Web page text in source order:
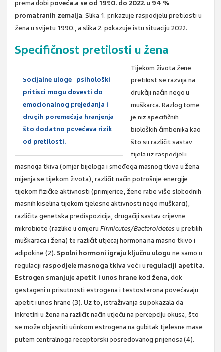
prema dobi povećala se od 1990. do 2022. u 94 %
promatranih zemalja. Slika 1. prikazuje raspodjelu pretilosti u
žena u svijetu 1990., a slika 2. pokazuje istu situaciju 2022.
Specifičnost pretilosti u žena
Socijalne uloge i psihološki
pritisci mogu dovesti do
emocionalnog prejedanja i
drugih poremećaja hranjenja
što dodatno povećava rizik
od pretilosti.
Tijekom života žene
pretilost se razvija na
drukčiji način nego u
muškarca. Razlog tome
je niz specifičnih
bioloških čimbenika kao
što su različit sastav
tijela uz raspodjelu
masnoga tkiva (omjer bijeloga i smeđega masnog tkiva u žena
mijenja se tijekom života), različit način potrošnje energije
tijekom fizičke aktivnosti (primjerice, žene rabe više slobodnih
masnih kiselina tijekom tjelesne aktivnosti nego muškarci),
različita genetska predispozicija, drugačiji sastav crijevne
mikrobiote (razlike u omjeru Firmicutes/Bacteroidetes u pretilih
muškaraca i žena) te različit utjecaj hormona na masno tkivo i
adipokine (2). Spolni hormoni igraju ključnu ulogu ne samo u
regulaciji raspodjele masnoga tkiva već i u regulaciji apetita.
Estrogen smanjuje apetit i unos hrane kod žena, dok
gestageni u prisutnosti estrogena i testosterona povećavaju
apetit i unos hrane (3). Uz to, istraživanja su pokazala da
inkretini u žena na različit način utječu na percepciju okusa, što
se može objasniti učinkom estrogena na gubitak tjelesne mase
putem centralnoga receptorski posredovanog prijenosa (4).